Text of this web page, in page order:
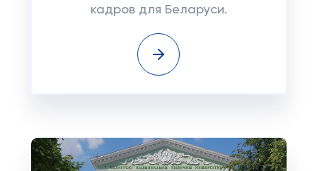
кадров для Беларуси.